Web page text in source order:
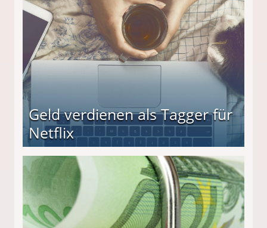
Geld verdienen als Tagger für
Netflix